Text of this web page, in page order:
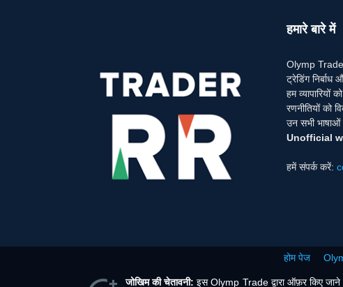
हमारे बारे में
Olymp Trade
ट्रेडिंग
हम व्यापारियों
रणनीतियों को
उन सभी भाषाओं
Unofficial
हमें संपर्क करें:
होम पेज
जोखिम की चेतावनी: इस Olymp Trade द्वारा ऑफ़र किए